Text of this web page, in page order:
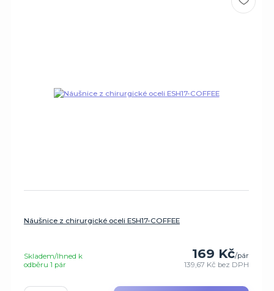
Náušnice z chirurgické oceli ESH17-COFFEE
169 Kč/pár
139,67 Kč bez DPH
Skladem/Ihned k
odběru 1 pár